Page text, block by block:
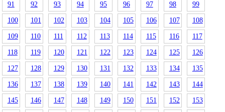
91 92 93 94 95 96 97 98 99
100 101 102 103 104 105 106 107 108
109 110 111 112 113 114 115 116 117
118 119 120 121 122 123 124 125 126
127 128 129 130 131 132 133 134 135
136 137 138 139 140 141 142 143 144
145 146 147 148 149 150 151 152 153